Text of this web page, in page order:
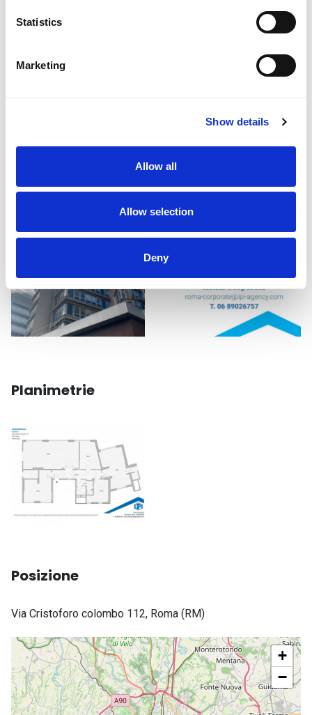
Statistics
Marketing
Show details
Allow all
Allow selection
Deny
Planimetrie
Posizione
Indirizzo
Via Cristoforo colombo 112, Roma (RM)
+
−